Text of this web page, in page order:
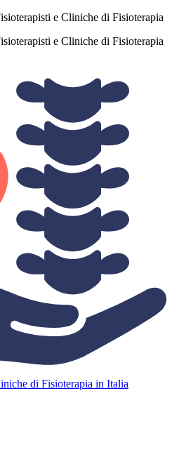
e Cliniche di Fisioterapia
e Cliniche di Fisioterapia
di Fisioterapia in Italia